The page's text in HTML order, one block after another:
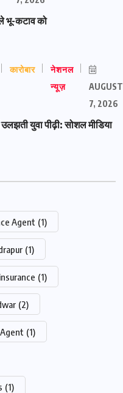
भू-कटाव को
कारोबार
नेशनल
न्यूज़
AUGUST
7, 2026
युवा पीढ़ी: सोशल मीडिया
Agent (1)
(1)
(1)
(2)
(1)
(1)